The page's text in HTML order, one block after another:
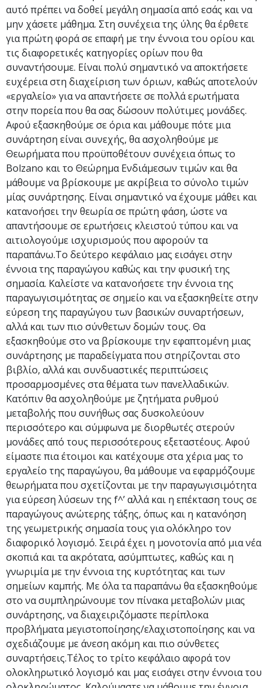
αυτό πρέπει να δοθεί μεγάλη σημασία από εσάς και να
μην χάσετε μάθημα. Στη συνέχεια της ύλης θα έρθετε
για πρώτη φορά σε επαφή με την έννοια του ορίου και
τις διαφορετικές κατηγορίες ορίων που θα
συναντήσουμε. Είναι πολύ σημαντικό να αποκτήσετε
ευχέρεια στη διαχείριση των όριων, καθώς αποτελούν
«εργαλείο» για να απαντήσετε σε πολλά ερωτήματα
στην πορεία που θα σας δώσουν πολύτιμες μονάδες.
Αφού εξασκηθούμε σε όρια και μάθουμε πότε μια
συνάρτηση είναι συνεχής, θα ασχοληθούμε με
Θεωρήματα που προϋποθέτουν συνέχεια όπως το
Bolzano και το Θεώρημα Ενδιάμεσων τιμών και θα
μάθουμε να βρίσκουμε με ακρίβεια το σύνολο τιμών
μίας συνάρτησης. Είναι σημαντικό να έχουμε μάθει και
κατανοήσει την θεωρία σε πρώτη φάση, ώστε να
απαντήσουμε σε ερωτήσεις κλειστού τύπου και να
αιτιολογούμε ισχυρισμούς που αφορούν τα
παραπάνω.Το δεύτερο κεφάλαιο μας εισάγει στην
έννοια της παραγώγου καθώς και την φυσική της
σημασία. Καλείστε να κατανοήσετε την έννοια της
παραγωγισιμότητας σε σημείο και να εξασκηθείτε στην
εύρεση της παραγώγου των βασικών συναρτήσεων,
αλλά και των πιο σύνθετων δομών τους. Θα
εξασκηθούμε στο να βρίσκουμε την εφαπτομένη μιας
συνάρτησης με παραδείγματα που στηρίζονται στο
βιβλίο, αλλά και συνδυαστικές περιπτώσεις
προσαρμοσμένες στα θέματα των πανελλαδικών.
Κατόπιν θα ασχοληθούμε με ζητήματα ρυθμού
μεταβολής που συνήθως σας δυσκολεύουν
περισσότερο και σύμφωνα με διορθωτές στερούν
μονάδες από τους περισσότερους εξεταστέους. Αφού
είμαστε πια έτοιμοι και κατέχουμε στα χέρια μας το
εργαλείο της παραγώγου, θα μάθουμε να εφαρμόζουμε
θεωρήματα που σχετίζονται με την παραγωγισιμότητα
για εύρεση λύσεων της f^’ αλλά και η επέκταση τους σε
παραγώγους ανώτερης τάξης, όπως και η κατανόηση
της γεωμετρικής σημασία τους για ολόκληρο τον
διαφορικό λογισμό. Σειρά έχει η μονοτονία από μια νέα
σκοπιά και τα ακρότατα, ασύμπτωτες, καθώς και η
γνωριμία με την έννοια της κυρτότητας και των
σημείων καμπής. Με όλα τα παραπάνω θα εξασκηθούμε
στο να συμπληρώνουμε τον πίνακα μεταβολών μιας
συνάρτησης, να διαχειριζόμαστε περίπλοκα
προβλήματα μεγιστοποίησης/ελαχιστοποίησης και να
σχεδιάζουμε με άνεση ακόμη και πιο σύνθετες
συναρτήσεις.Τέλος το τρίτο κεφάλαιο αφορά τον
ολοκληρωτικό λογισμό και μας εισάγει στην έννοια του